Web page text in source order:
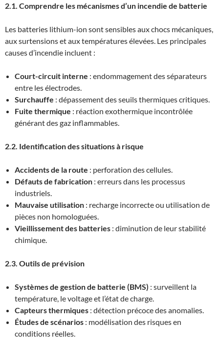
2.1. Comprendre les mécanismes d’un incendie de batterie
Les batteries lithium-ion sont sensibles aux chocs mécaniques,
aux surtensions et aux températures élevées. Les principales
causes d’incendie incluent :
Court-circuit interne : endommagement des séparateurs
entre les électrodes.
Surchauffe : dépassement des seuils thermiques critiques.
Fuite thermique : réaction exothermique incontrôlée
générant des gaz inflammables.
2.2. Identification des situations à risque
Accidents de la route : perforation des cellules.
Défauts de fabrication : erreurs dans les processus
industriels.
Mauvaise utilisation : recharge incorrecte ou utilisation de
pièces non homologuées.
Vieillissement des batteries : diminution de leur stabilité
chimique.
2.3. Outils de prévision
Systèmes de gestion de batterie (BMS) : surveillent la
température, le voltage et l’état de charge.
Capteurs thermiques : détection précoce des anomalies.
Études de scénarios : modélisation des risques en
conditions réelles.